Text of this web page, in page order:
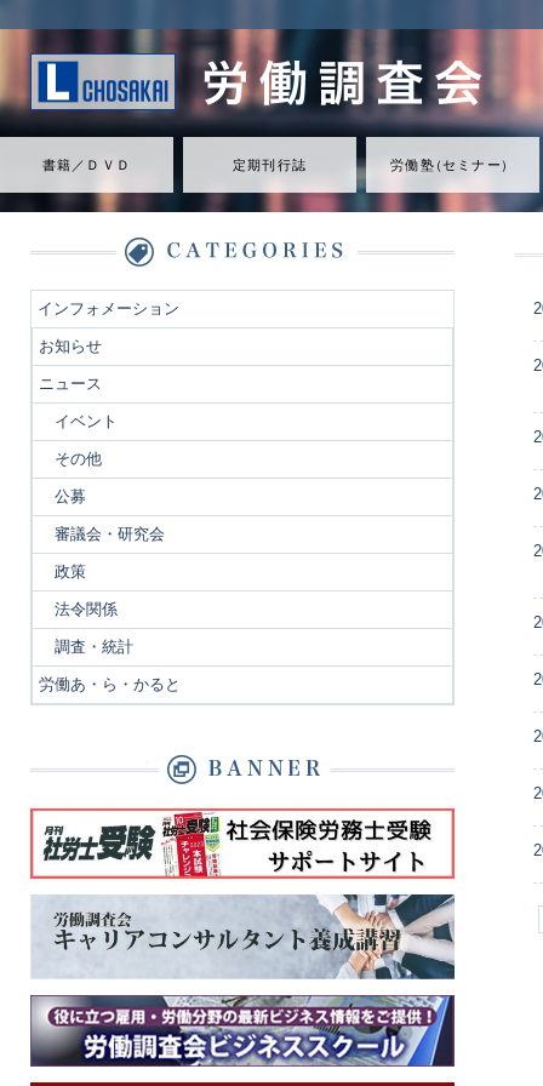
書籍／ＤＶＤ 定期刊行誌 労働塾（セミナ ー ）
インフォメーション
お知らせ
ニュース
イベント
その他
公募
審議会・研究会
政策
法令関係
調査・統計
労働あ・ら・かると